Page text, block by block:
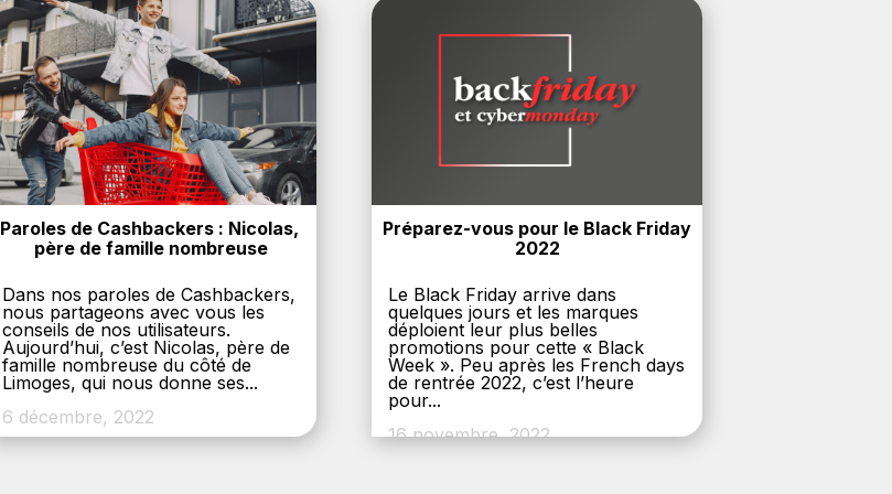
Paroles de Cashbackers : Nicolas,
père de famille nombreuse
Dans nos paroles de Cashbackers,
nous partageons avec vous les
conseils de nos utilisateurs.
Aujourd’hui, c’est Nicolas, père de
famille nombreuse du côté de
Limoges, qui nous donne ses...
6 décembre, 2022
Préparez-vous pour le Black Friday
2022
Le Black Friday arrive dans
quelques jours et les marques
déploient leur plus belles
promotions pour cette « Black
Week ». Peu après les French days
de rentrée 2022, c’est l’heure
pour...
16 novembre, 2022